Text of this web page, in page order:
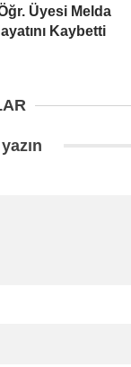
Üyesi Melda
Kaybetti